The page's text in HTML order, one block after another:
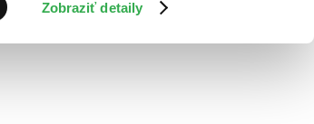
Zobraziť detaily